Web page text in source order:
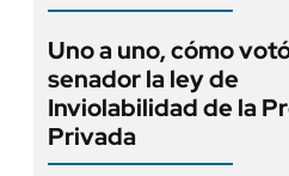
Uno a uno, cómo
senador la ley de
Inviolabilidad de la
Privada